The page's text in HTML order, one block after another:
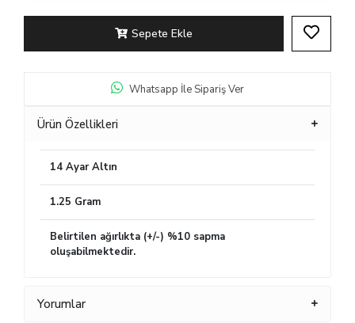
Sepete Ekle
Whatsapp İle Sipariş Ver
Ürün Özellikleri
14 Ayar Altın
1.25 Gram
Belirtilen ağırlıkta (+/-) %10 sapma
oluşabilmektedir.
Yorumlar